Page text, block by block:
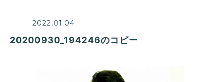
2022.01.04
20200930_194246のコピー